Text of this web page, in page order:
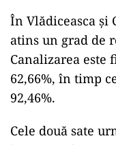
În Vlădiceasca și
atins un grad de
Canalizarea este
62,66%, în timp
92,46%.
Cele două sate